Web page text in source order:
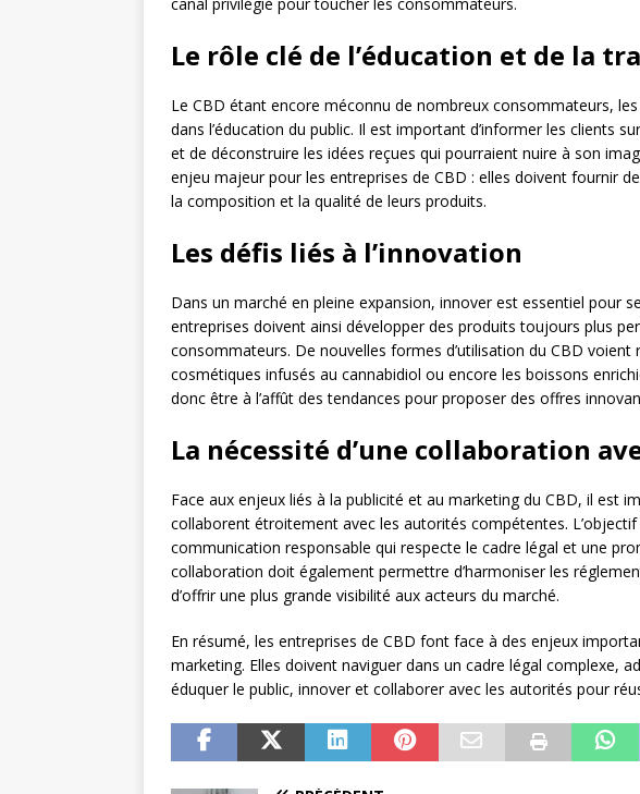
Le rôle clé de l’éducation et de la
Le CBD étant encore méconnu de nombreux consommateurs,
dans l’éducation du public. Il est important d’informer les clients
et de déconstruire les idées reçues qui pourraient nuire à son
enjeu majeur pour les entreprises de CBD : elles doivent fournir
la composition et la qualité de leurs produits.
Les défis liés à l’innovation
Dans un marché en pleine expansion, innover est essentiel pour
entreprises doivent ainsi développer des produits toujours plus
consommateurs. De nouvelles formes d’utilisation du CBD
cosmétiques infusés au cannabidiol ou encore les boissons
donc être à l’affût des tendances pour proposer des offres
La nécessité d’une collaboration
Face aux enjeux liés à la publicité et au marketing du CBD, il est
collaborent étroitement avec les autorités compétentes.
communication responsable qui respecte le cadre légal et une
collaboration doit également permettre d’harmoniser les
d’offrir une plus grande visibilité aux acteurs du marché.
En résumé, les entreprises de CBD font face à des enjeux
marketing. Elles doivent naviguer dans un cadre légal complexe,
éduquer le public, innover et collaborer avec les autorités pour